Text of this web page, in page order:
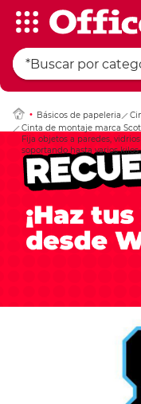
Básicos de papeleria
Cinta de montaje marca
Fija objetos a paredes,
soportando hasta varios kilos